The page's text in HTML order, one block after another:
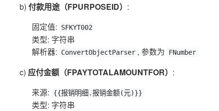
b) 付款用途（FPURPOSEID） :
固定值:
SFKYT002
类型: 字符串
解析器:
ConvertObjectParser , 参数为 FNumber
c) 应付金额（FPAYTOTALAMOUNTFOR） :
来源:
{{报销明细.报销金额(元)}}
类型: 字符串